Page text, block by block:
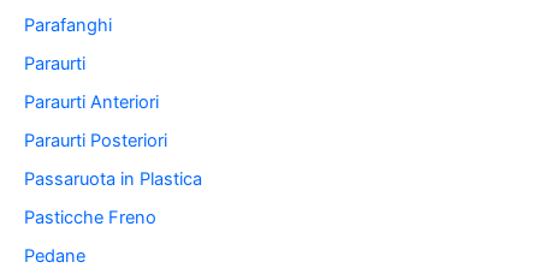
Parafanghi
Paraurti
Paraurti Anteriori
Paraurti Posteriori
Passaruota in Plastica
Pasticche Freno
Pedane